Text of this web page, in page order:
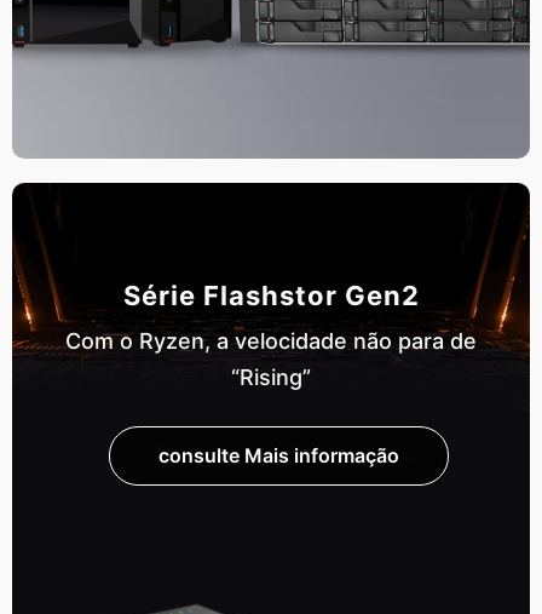
Série Flashstor Gen2
Com o Ryzen, a velocidade não para de
“Rising”
consulte Mais informação